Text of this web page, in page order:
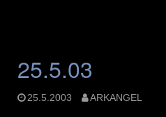
25.5.03
25.5.2003 ARKANGEL